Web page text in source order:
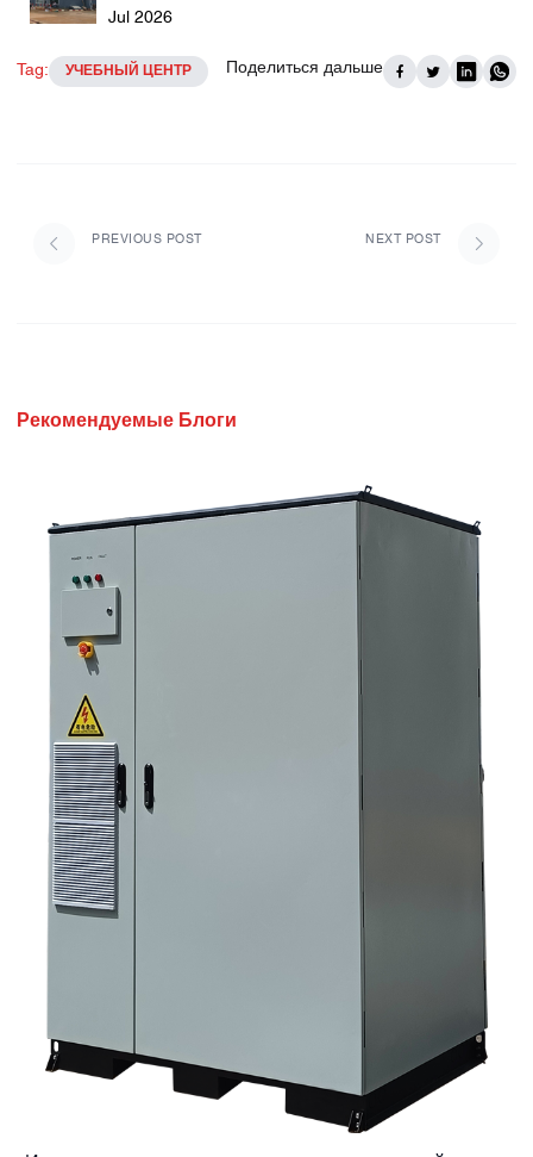
Jul 2026
Tag: УЧЕБНЫЙ ЦЕНТР Поделиться дальше
PREVIOUS POST NEXT POST
Рекомендуемые Блоги